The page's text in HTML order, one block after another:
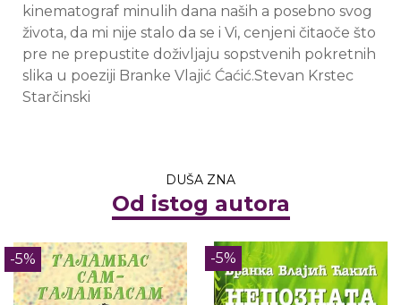
kinematograf minulih dana naših a posebno svog
života, da mi nije stalo da se i Vi, cenjeni čitaoče što
pre ne prepustite doživljaju sopstvenih pokretnih
slika u poeziji Branke Vlajić Ćaćić.Stevan Krstec
Starčinski
DUŠA ZNA
Od istog autora
-5% -5%